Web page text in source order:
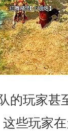
的玩家甚
些玩家